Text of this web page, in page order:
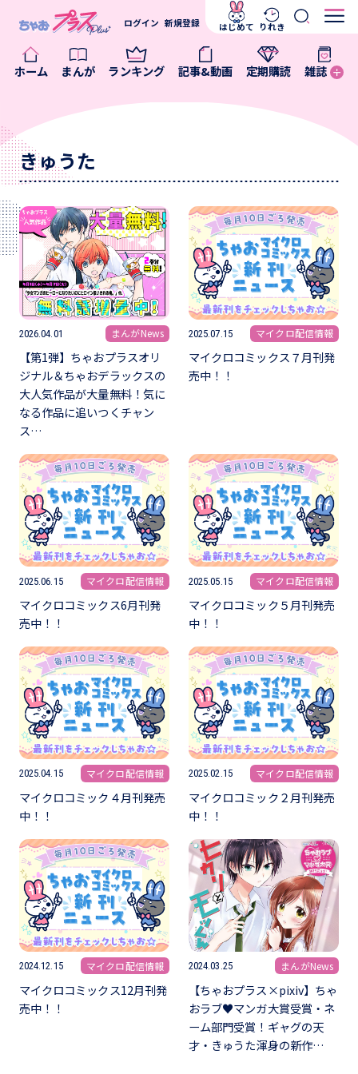
ホーム まんが ランキング 記事&動画 定期購読 雑誌
ログイン 新規登録 はじめて りれき
きゅうた
2026.04.01 まんがNews
【第1弾】ちゃおプラスオリ
ジナル＆ちゃおデラックスの
大人気作品が大量無料！気に
なる作品に追いつくチャン
ス…
2025.07.15 マイクロ配信情報
マイクロコミックス７月刊発
売中！！
2025.06.15 マイクロ配信情報
マイクロコミックス6月刊発
売中！！
2025.05.15 マイクロ配信情報
マイクロコミック５月刊発売
中！！
2025.04.15 マイクロ配信情報
マイクロコミック４月刊発売
中！！
2025.02.15 マイクロ配信情報
マイクロコミック２月刊発売
中！！
2024.12.15 マイクロ配信情報
マイクロコミックス12月刊発
売中！！
2024.03.25 まんがNews
【ちゃおプラス×pixiv】ちゃ
おラブ♥マンガ大賞受賞・ネ
ーム部門受賞！ギャグの天
才・きゅうた渾身の新作…